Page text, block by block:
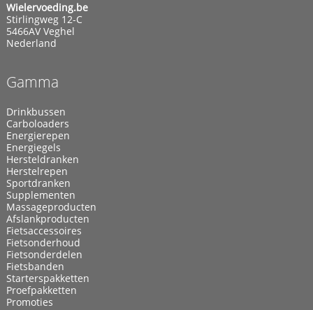
Wielervoeding.be
Stirlingweg 12-C
5466AV Veghel
Nederland
Gamma
Drinkbussen
Carboloaders
Energierepen
Energiegels
Hersteldranken
Herstelrepen
Sportdranken
Supplementen
Massageproducten
Afslankproducten
Fietsaccessoires
Fietsonderhoud
Fietsonderdelen
Fietsbanden
Starterspakketten
Proefpakketten
Promoties